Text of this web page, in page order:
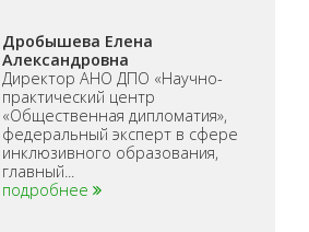
Дробышева Елена
Александровна
Директор АНО ДПО «Научно-
практический центр
«Общественная дипломатия»,
федеральный эксперт в сфере
инклюзивного образования,
главный...
подробнее